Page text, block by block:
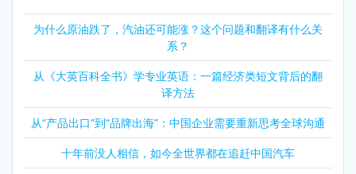
为什么原油跌了，汽油还可能涨？这个问题和翻译有什么关
系？
从《大英百科全书》学专业英语：一篇经济类短文背后的翻
译方法
从“产品出口”到“品牌出海”：中国企业需要重新思考全球沟通
十年前没人相信，如今全世界都在追赶中国汽车